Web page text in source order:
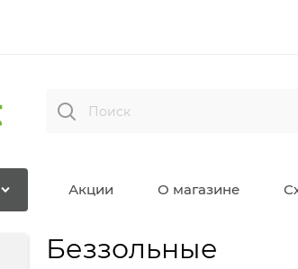
Акции О магазине
Беззольные